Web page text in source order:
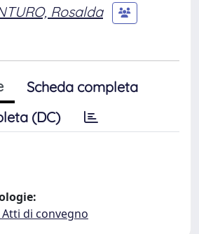
Rosalda
Scheda completa
(DC)
di convegno